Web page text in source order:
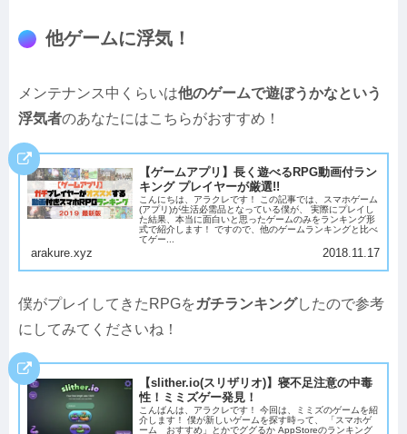
他ゲームに浮気！
メンテナンス中くらいは他のゲームで遊ぼうかなという
浮気者のあなたにはこちらがおすすめ！
【ゲームアプリ】長く遊べるRPG動画付ラン
キング プレイヤーが厳選!!
こんにちは、アラクレです！ この記事では、スマホゲーム
(アプリ)が生活必需品となっている僕が、 実際にプレイし
た結果、本当に面白いと思ったゲームのみをランキング形
式で紹介します！ ですので、他のゲームランキングと比べ
てゲー...
arakure.xyz 2018.11.17
僕がプレイしてきたRPGを ガチランキングしたので参考
にしてみてくださいね！
【slither.io(スリザリオ)】寝不足注意の中毒
性！ミミズゲー発見！
こんばんは、アラクレです！ 今回は、ミミズのゲームを紹
介します！ 僕が新しいゲームを探す時って、 「スマホゲ
ーム おすすめ」とかでググるか AppStoreのランキング